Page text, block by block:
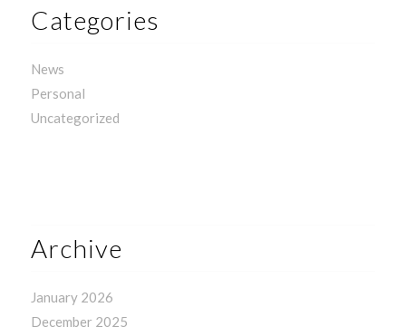
Categories
News
Personal
Uncategorized
Archive
January 2026
December 2025